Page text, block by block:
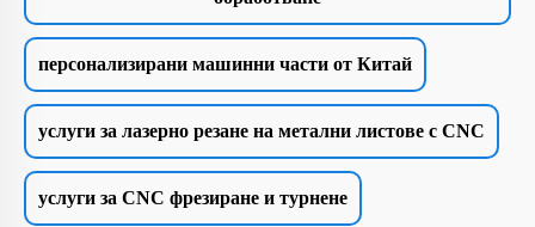
персонализирани машинни части от Китай
услуги за лазерно резане на метални листове с CNC
услуги за CNC фрезиране и турнене